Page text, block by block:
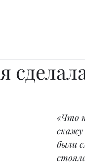
«Что
скажу
были